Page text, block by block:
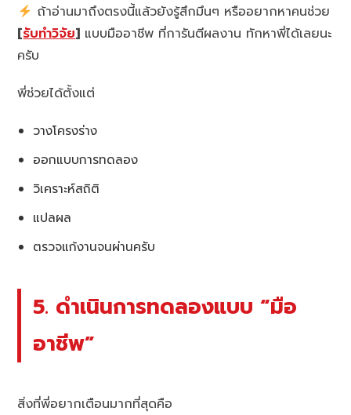
ถ้าอ่านมาถึงตรงนี้แล้วยังรู้สึกมึนๆ หรืออยากหาคนช่วย
[รับทำวิจัย] แบบมืออาชีพ ที่การันตีผลงาน ทักหาพี่ได้เลยนะ
ครับ
พี่ช่วยได้ตั้งแต่
วางโครงร่าง
ออกแบบการทดลอง
วิเคราะห์สถิติ
แปลผล
ตรวจแก้งานจนผ่านครับ
5. ดำเนินการทดลองแบบ “มือ
อาชีพ”
สิ่งที่พี่อยากเตือนมากที่สุดคือ